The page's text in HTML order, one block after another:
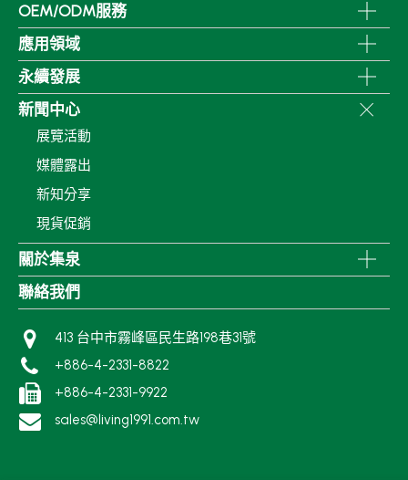
OEM/ODM服務
應用領域
永續發展
新聞中心
展覽活動
媒體露出
新知分享
現貨促銷
關於集泉
聯絡我們
413 台中市霧峰區民生路198巷31號
+886-4-2331-8822
+886-4-2331-9922
sales@living1991.com.tw